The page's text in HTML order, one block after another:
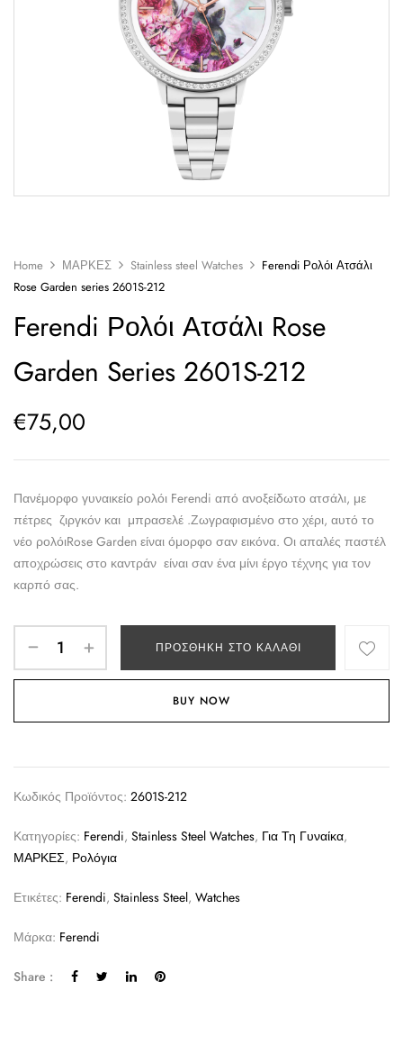
Home ΜΑΡΚΕΣ Stainless steel Watches
Ferendi Ρολόι Ατσάλι
Rose Garden series 2601S-212
Ferendi Ρολόι Ατσάλι Rose
Garden Series 2601S-212
€75,00
Πανέμορφο γυναικείο ρολόι Ferendi από ανοξείδωτο ατσάλι, με
πέτρες ζιργκόν και μπρασελέ .Ζωγραφισμένο στο χέρι, αυτό το
νέο ρολόιRose Garden είναι όμορφο σαν εικόνα. Οι απαλές παστέλ
αποχρώσεις στο καντράν είναι σαν ένα μίνι έργο τέχνης για τον
καρπό σας.
ΠΡΟΣΘΉΚΗ ΣΤΟ ΚΑΛΆΘΙ
BUY NOW
Κωδικός Προϊόντος: 2601S-212
Κατηγορίες: Ferendi, Stainless Steel Watches, Για Τη Γυναίκα,
ΜΑΡΚΕΣ, Ρολόγια
Ετικέτες: Ferendi, Stainless Steel, Watches
Μάρκα: Ferendi
Share :